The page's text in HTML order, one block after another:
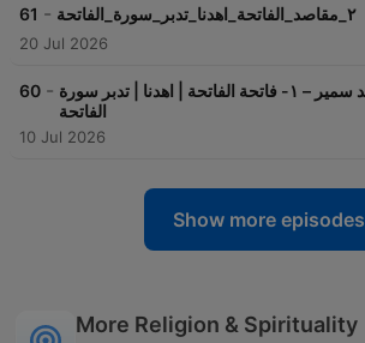
61 - ٢_مقاصد_الفاتحة_اهدنا_تدبر_سورة_الفاتحة
20 Jul 2026
60 -
10 Jul 2026
Show more episodes
More Religion & Spirituality